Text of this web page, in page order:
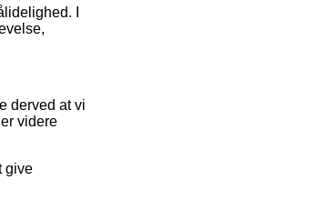
I
derved at vi
videre
give